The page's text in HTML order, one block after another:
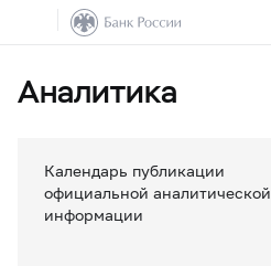
Аналитика
Календарь публикации
официальной аналитической
информации